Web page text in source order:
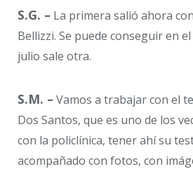
S.G. – La primera salió ahora
Bellizzi. Se puede conseguir en
julio sale otra.
S.M. – Vamos a trabajar con el
Dos Santos, que es uno de los
con la policlínica, tener ahí su
acompañado con fotos, con